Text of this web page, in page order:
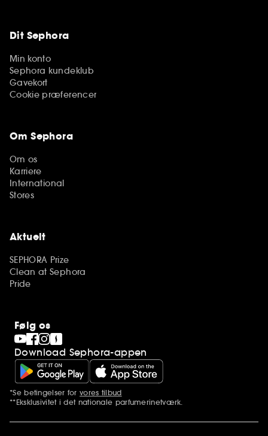
Dit Sephora
Min konto
Sephora kundeklub
Gavekort
Cookie præferencer
Om Sephora
Om os
Karriere
International
Stores
Aktuelt
SEPHORA Prize
Clean at Sephora
Pride
Følg os
Download Sephora-appen
Yderligere bemærkninger
*Se betingelser for vores tilbud
**Eksklusivitet i det nationale parfumerinetværk.